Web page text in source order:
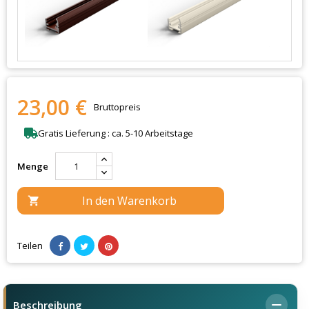
23,00 € Bruttopreis
Gratis Lieferung : ca. 5-10 Arbeitstage
Menge
 In den Warenkorb
Teilen
Beschreibung